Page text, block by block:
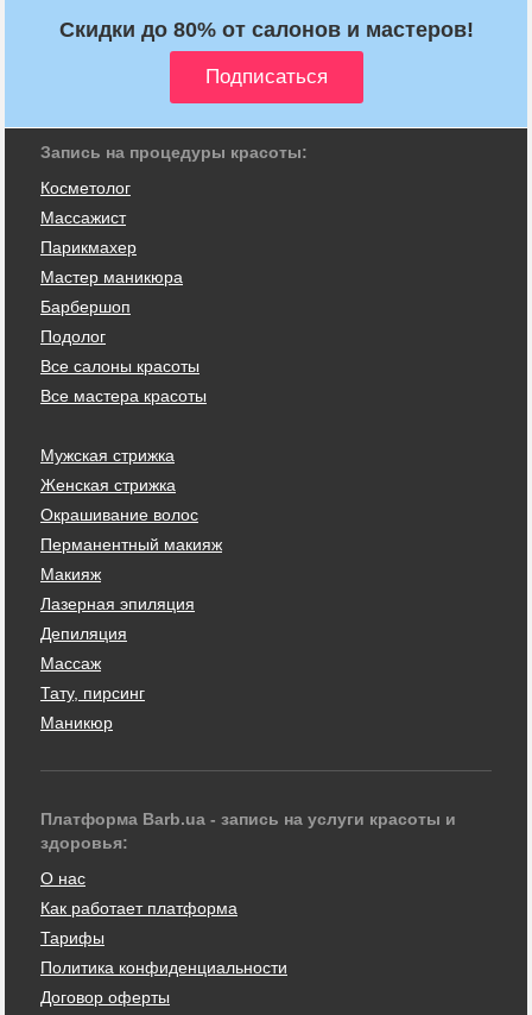
Скидки до 80% от салонов и мастеров!
Запись на процедуры красоты:
Косметолог
Массажист
Парикмахер
Мастер маникюра
Барбершоп
Подолог
Все салоны красоты
Все мастера красоты
Мужская стрижка
Женская стрижка
Окрашивание волос
Перманентный макияж
Макияж
Лазерная эпиляция
Депиляция
Массаж
Тату, пирсинг
Маникюр
Платформа Barb.ua - запись на услуги красоты и
здоровья:
О нас
Как работает платформа
Тарифы
Политика конфиденциальности
Договор оферты